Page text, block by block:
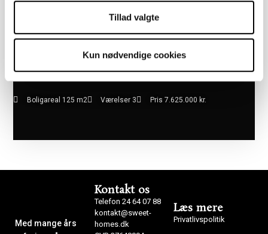
Tillad valgte
Kun nødvendige cookies
Boligareal 125 m2 Værelser 3 Pris 7.625.000 kr.
Med mange års
Kontakt os
Telefon 24 64 07 88
kontakt@sweet-
homes.dk
Læs mere
Privatlivspolitik